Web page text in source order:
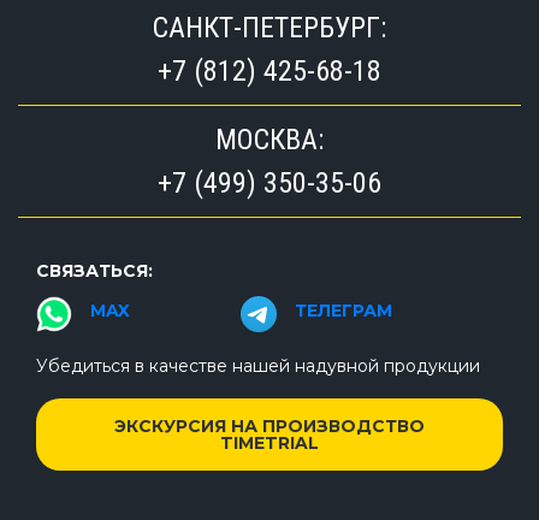
САНКТ-ПЕТЕРБУРГ:
+7 (812) 425-68-18
МОСКВА:
+7 (499) 350-35-06
СВЯЗАТЬСЯ:
MAX
ТЕЛЕГРАМ
Убедиться в качестве нашей надувной продукции
ЭКСКУРСИЯ НА ПРОИЗВОДСТВО
TIMETRIAL